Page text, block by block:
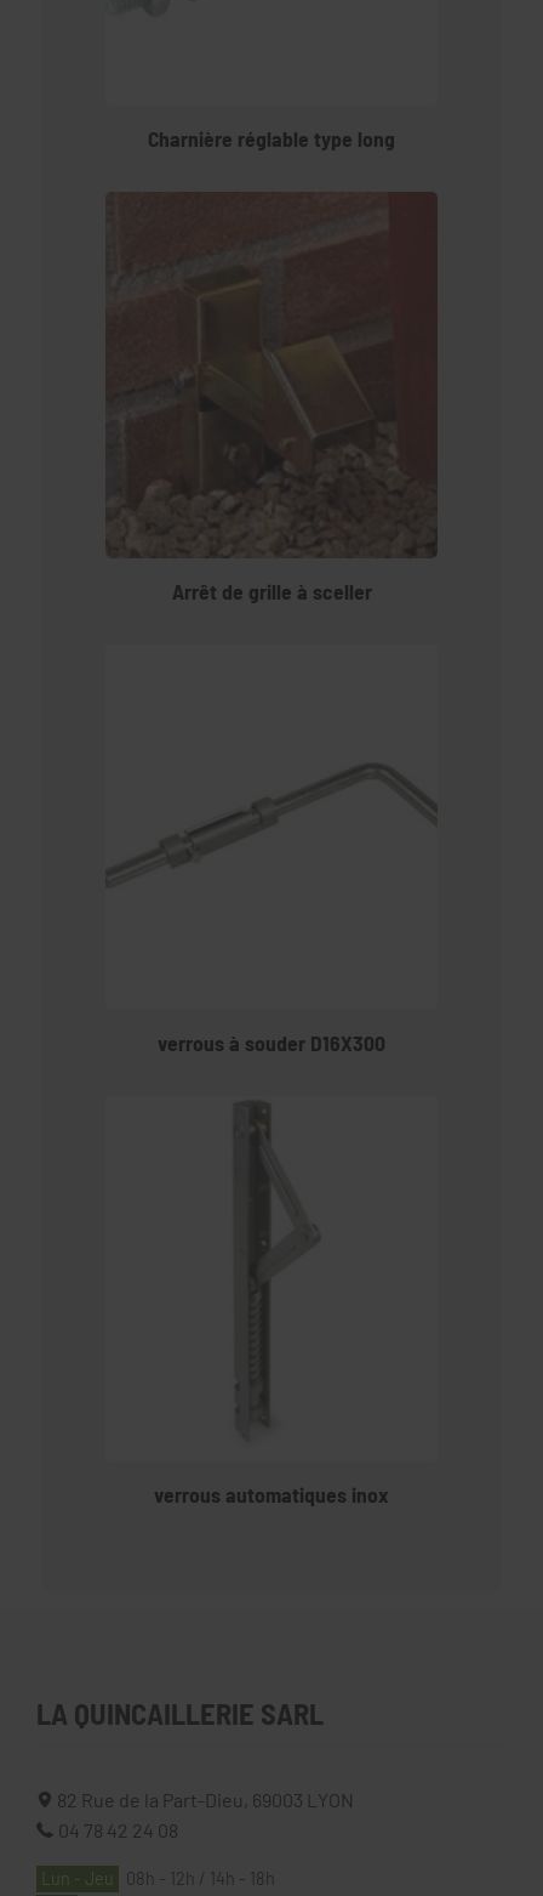
Charnière réglable type long
Arrêt de grille à sceller
verrous à souder D16X300
verrous automatiques inox
LA QUINCAILLERIE SARL
82 Rue de la Part-Dieu, 69003
LYON
04 78 42 24 08
Lun - Jeu 08h - 12h / 14h - 18h